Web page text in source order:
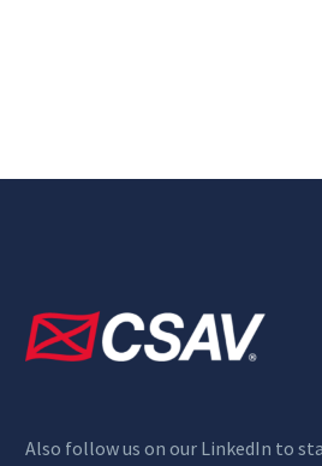
Also follow us on our LinkedIn to